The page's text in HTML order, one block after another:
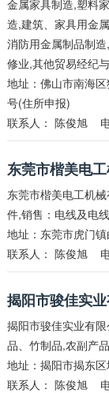
金属家具制造,塑料
造,建筑、家具用金
消防用金属制品制
修业,其他贸易经纪
地址：佛山市南海
号(住所申报)
联系人： 陈俊旭电
东莞市楷美电
东莞市楷美电工机
件,销售：电线及电
地址：东莞市虎门
联系人： 陈俊旭电
揭阳市骏佳实
揭阳市骏佳实业有
品、竹制品,农副产
地址：揭阳市揭东
联系人： 陈俊旭电